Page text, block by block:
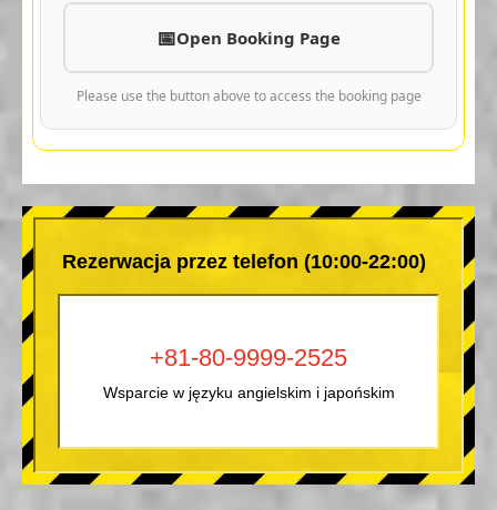
Open Booking Page
Please use the button above to access the booking page
Rezerwacja przez telefon (10:00-22:00)
+81-80-9999-2525
Wsparcie w języku angielskim i japońskim